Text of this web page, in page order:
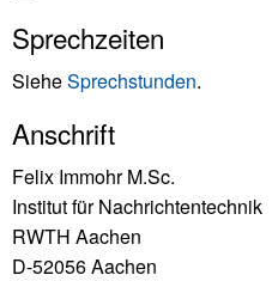
Sprechzeiten
SieheSprechstunden.
Anschrift
Felix Immohr M.Sc.
Institut für Nachrichtentechnik
RWTH Aachen
D-52056 Aachen